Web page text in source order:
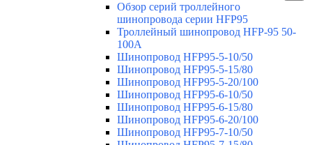
Обзор серий троллейного
шинопровода серии HFP95
Троллейный шинопровод HFP-95 50-
100А
Шинопровод HFP95-5-10/50
Шинопровод HFP95-5-15/80
Шинопровод HFP95-5-20/100
Шинопровод HFP95-6-10/50
Шинопровод HFP95-6-15/80
Шинопровод HFP95-6-20/100
Шинопровод HFP95-7-10/50